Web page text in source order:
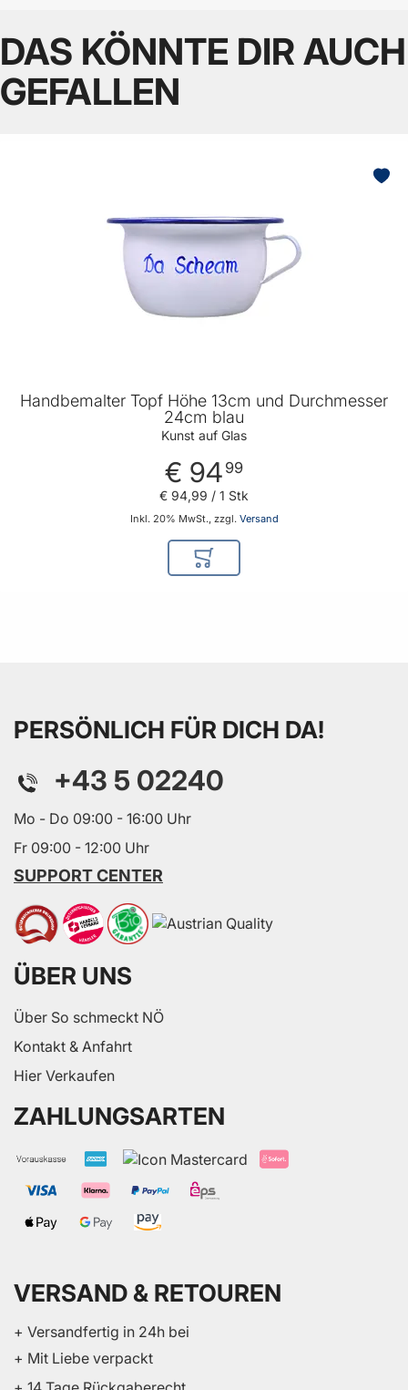
DAS KÖNNTE DIR AUCH
GEFALLEN
Handbemalter Topf Höhe 13cm und Durchmesser
24cm blau
Kunst auf Glas
€ 94 99
Inkl. 20% MwSt., zzgl. Versand
€ 94,99 / 1 Stk
In den Warenkorb
PERSÖNLICH FÜR DICH DA!
+43 5 02240
Mo - Do 09:00 - 16:00 Uhr
Fr 09:00 - 12:00 Uhr
SUPPORT CENTER
ÜBER UNS
Über So schmeckt NÖ
Kontakt & Anfahrt
Hier Verkaufen
ZAHLUNGSARTEN
VERSAND & RETOUREN
+ Versandfertig in 24h bei
+ Mit Liebe verpackt